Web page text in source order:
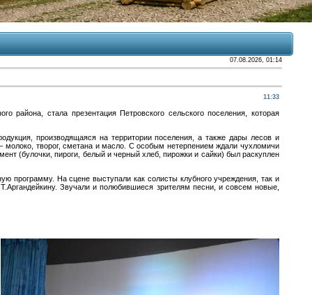
07.08.2026, 01:14
11:33
района, стала презентация Петровского сельского поселения, которая
производящаяся на территории поселения, а также дары лесов и
молоко, творог, сметана и масло. С особым нетерпением ждали чухломичи
(булочки, пироги, белый и черный хлеб, пирожки и сайки) был раскуплен
программу. На сцене выступали как солисты клубного учреждения, так и
Звучали и полюбившиеся зрителям песни, и совсем новые,